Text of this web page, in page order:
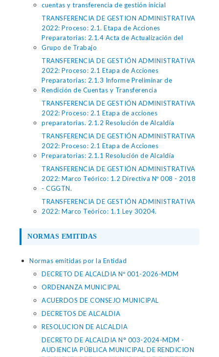
cuentas y transferencia de gestión inicial
TRANSFERENCIA DE GESTION ADMINISTRATIVA
2022: Proceso: 2.1. Etapa de Acciones
Preparatorias: 2.1.4 Acta de Actualización del
Grupo de Trabajo
TRANSFERENCIA DE GESTIÓN ADMINISTRATIVA
2022: Proceso: 2.1 Etapa de Acciones
Preparatorias: 2.1.3 Informe Preliminar de
Rendición de Cuentas y Transferencia
TRANSFERENCIA DE GESTIÓN ADMINISTRATIVA
2022: Proceso: 2.1 Etapa de acciones
preparatorias. 2.1.2 Resolución de Alcaldía
TRANSFERENCIA DE GESTIÓN ADMINISTRATIVA
2022: Proceso: 2.1 Etapa de Acciones
Preparatorias: 2.1.1 Resolución de Alcaldía
TRANSFERENCIA DE GESTIÓN ADMINISTRATIVA
2022: Marco Teórico: 1.2 Directiva Nº 008 - 2018
- CGGTN.
TRANSFERENCIA DE GESTIÓN ADMINISTRATIVA
2022: Marco Teórico: 1.1 Ley 30204.
NORMAS EMITIDAS
Normas emitidas por la Entidad
DECRETO DE ALCALDIA Nº 001-2026-MDM
ORDENANZA MUNICIPAL
ACUERDOS DE CONSEJO MUNICIPAL
DECRETOS DE ALCALDIA
RESOLUCION DE ALCALDIA
DECRETO DE ALCALDIA N° 003-2024-MDM -
AUDIENCIA PÚBLICA MUNICIPAL DE RENDICION